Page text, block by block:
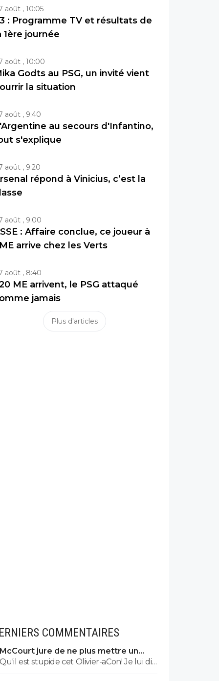
août , 10:05
: Programme TV et résultats de
1ère journée
août , 10:00
Godts au PSG, un invité vient
la situation
août , 9:40
au secours d'Infantino,
s'explique
août , 9:20
répond à Vinicius, c’est la
août , 9:00
: Affaire conclue, ce joueur à
arrive chez les Verts
août , 8:40
ME arrivent, le PSG attaqué
jamais
Plus d'articles
COMMENTAIRES
McCourt jure de ne plus mettre un
euro à l’OM
Qu'il est stupide cet Olivier-aCon! Je lui dis
que je ne lis pas ses commentaires puérils